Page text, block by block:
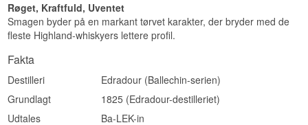
Lyt til vores podcast:
Røget, Kraftfuld, Uventet
Smagen byder på en markant tørvet karakter, der bryder med de
fleste Highland-whiskyers lettere profil.
Fakta
Destilleri
Edradour (Ballechin-serien)
Grundlagt
1825 (Edradour-destilleriet)
Udtales
Ba-LEK-in